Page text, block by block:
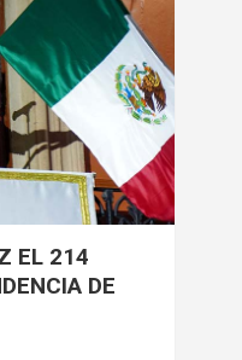
EL 214
DE